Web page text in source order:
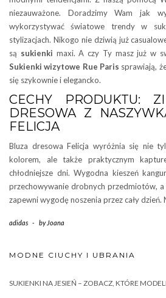
niezauważone. Doradzimy Wam jak
wykorzystywać światowe trendy w
stylizacjach. Nikogo nie dziwią już
są sukienki maxi. A czy Ty masz już w
Sukienki wizytowe Rue Paris sprawiają,
się szykownie i elegancko.
CECHY PRODUKTU:
DRESOWA Z
FELICJA
Bluza dresowa Felicja wyróżnia się nie
kolorem, ale także praktycznym
chłodniejsze dni. Wygodna kieszeń
przechowywanie drobnych przedmiotów, a
zapewni wygodę noszenia przez cały dzień.
adidas - by Joana
MODNE CIUCHY I UBRANIA
SUKIENKI NA JESIEŃ – ZOBACZ, KTÓRE